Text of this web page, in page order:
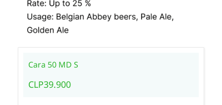
Cara 50 MD S
CLP39.900